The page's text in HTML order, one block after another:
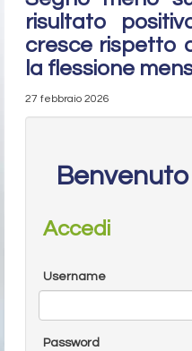
risultato
cresce rispetto
la flessione
27 febbraio 2026
Accedi
Username
Password